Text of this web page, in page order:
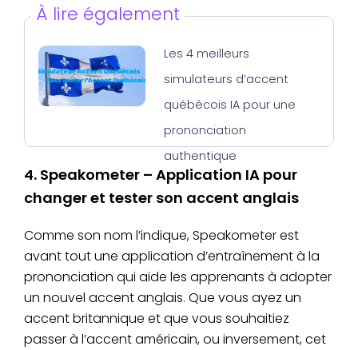
À lire également
Les 4 meilleurs
simulateurs d’accent
québécois IA pour une
prononciation
authentique
4. Speakometer – Application IA pour
changer et tester son accent anglais
Comme son nom l’indique, Speakometer est
avant tout une application d’entraînement à la
prononciation qui aide les apprenants à adopter
un nouvel accent anglais. Que vous ayez un
accent britannique et que vous souhaitiez
passer à l’accent américain, ou inversement, cet